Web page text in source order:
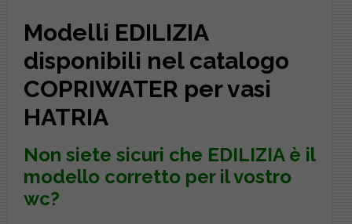
Modelli EDILIZIA
disponibili nel catalogo
COPRIWATER per vasi
HATRIA
Non siete sicuri che EDILIZIAè il
modello corretto per il vostro
wc?